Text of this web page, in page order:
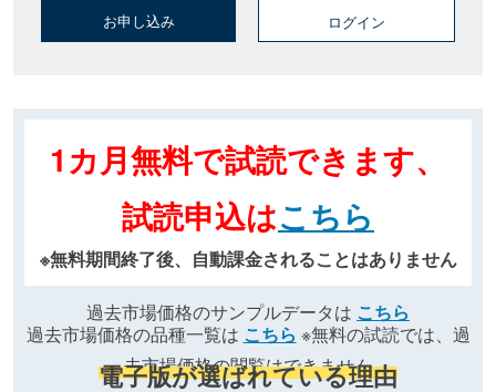
お申し込み ログイン
1カ月無料で試読できます、
試読申込はこちら
※無料期間終了後、自動課金されることはありません
過去市場価格のサンプルデータは こちら
過去市場価格の品種一覧は こちら ※無料の試読では、過
去市場価格の閲覧はできません
電子版が選ばれている理由